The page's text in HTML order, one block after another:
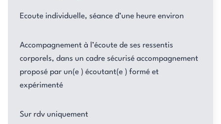
Ecoute individuelle, séance d’une heure environ
Accompagnement à l’écoute de ses ressentis
corporels, dans un cadre sécurisé accompagnement
proposé par un(e ) écoutant(e ) formé et
expérimenté
Sur rdv uniquement